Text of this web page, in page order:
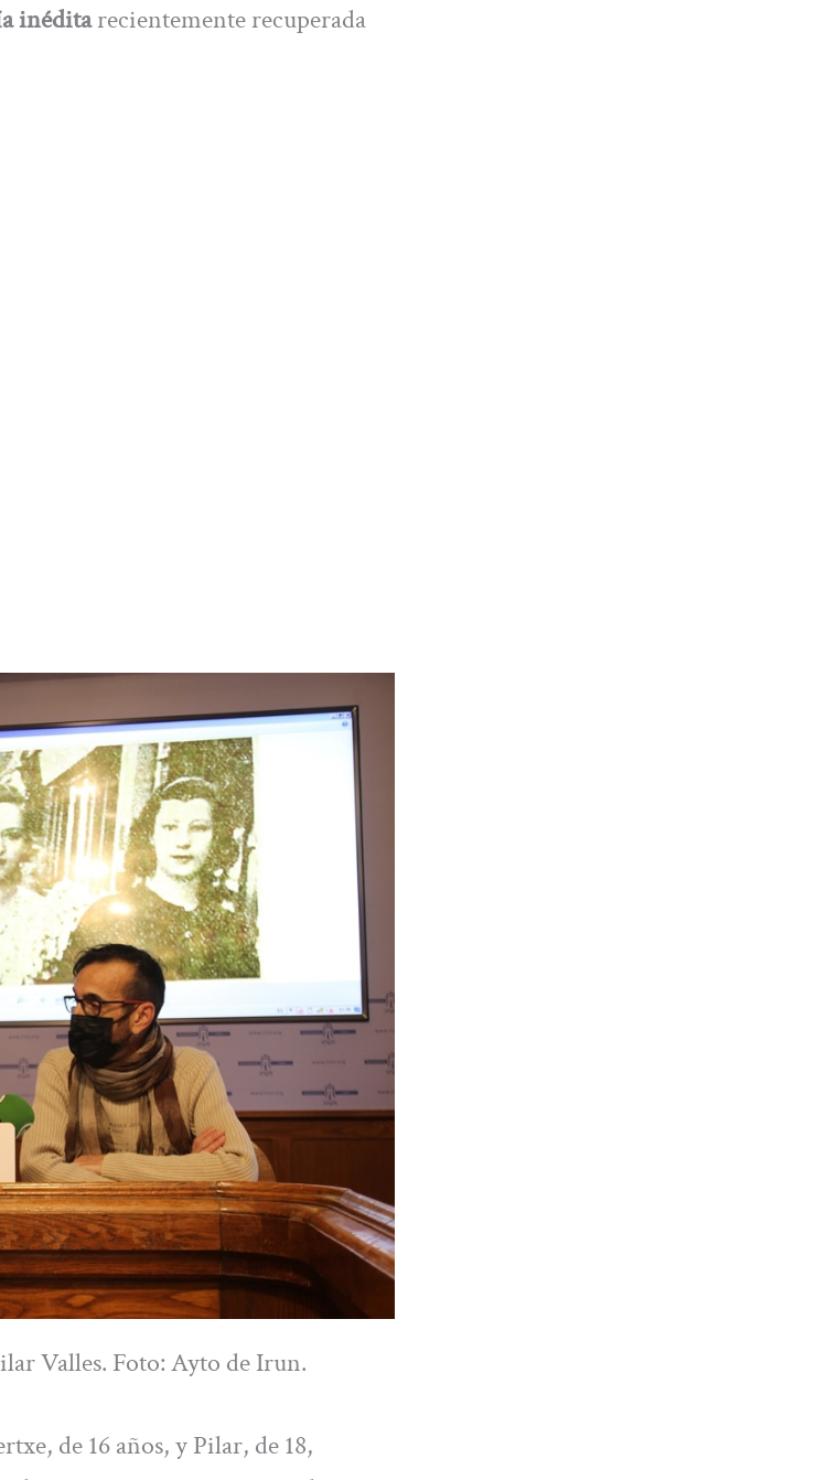
inéditarecientemente recuperada
Valles. Foto: Ayto de Irun.
de 16 años, y Pilar, de 18,